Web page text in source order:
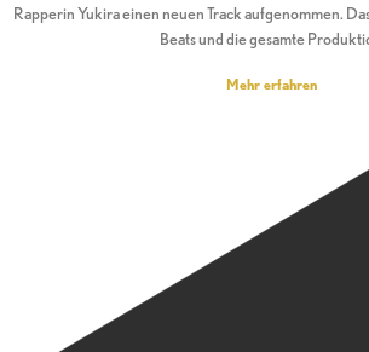
Rapperin Yukira einen neuen Track aufgenommen.
Beats und die gesamte
Mehr erfahren